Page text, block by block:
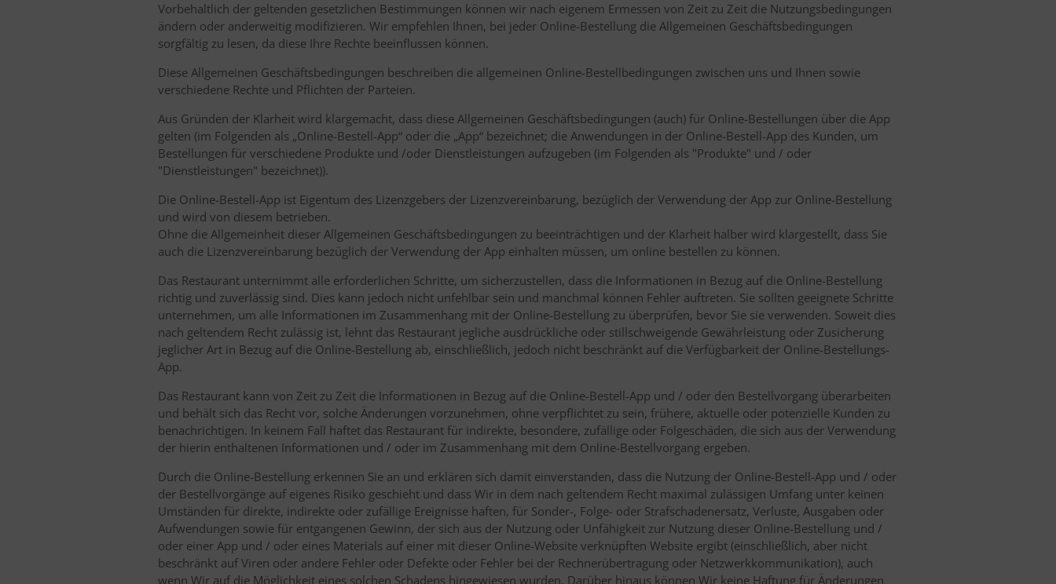
Vorbehaltlich der geltenden gesetzlichen Bestimmungen können wir nach eigenem Ermessen von Zeit zu Zeit die Nutzungsbedingungen
ändern oder anderweitig modifizieren. Wir empfehlen Ihnen, bei jeder Online-Bestellung die Allgemeinen Geschäftsbedingungen
sorgfältig zu lesen, da diese Ihre Rechte beeinflussen können.
Diese Allgemeinen Geschäftsbedingungen beschreiben die allgemeinen Online-Bestellbedingungen zwischen uns und Ihnen sowie
verschiedene Rechte und Pflichten der Parteien.
Aus Gründen der Klarheit wird klargemacht, dass diese Allgemeinen Geschäftsbedingungen (auch) für Online-Bestellungen über die App
gelten (im Folgenden als „Online-Bestell-App“ oder die „App“ bezeichnet; die Anwendungen in der Online-Bestell-App des Kunden, um
Bestellungen für verschiedene Produkte und /oder Dienstleistungen aufzugeben (im Folgenden als "Produkte" und / oder
"Dienstleistungen" bezeichnet)).
Die Online-Bestell-App ist Eigentum des Lizenzgebers der Lizenzvereinbarung, bezüglich der Verwendung der App zur Online-Bestellung
und wird von diesem betrieben.
Ohne die Allgemeinheit dieser Allgemeinen Geschäftsbedingungen zu beeinträchtigen und der Klarheit halber wird klargestellt, dass Sie
auch die Lizenzvereinbarung bezüglich der Verwendung der App einhalten müssen, um online bestellen zu können.
Das Restaurant unternimmt alle erforderlichen Schritte, um sicherzustellen, dass die Informationen in Bezug auf die Online-Bestellung
richtig und zuverlässig sind. Dies kann jedoch nicht unfehlbar sein und manchmal können Fehler auftreten. Sie sollten geeignete Schritte
unternehmen, um alle Informationen im Zusammenhang mit der Online-Bestellung zu überprüfen, bevor Sie sie verwenden. Soweit dies
nach geltendem Recht zulässig ist, lehnt das Restaurant jegliche ausdrückliche oder stillschweigende Gewährleistung oder Zusicherung
jeglicher Art in Bezug auf die Online-Bestellung ab, einschließlich, jedoch nicht beschränkt auf die Verfügbarkeit der Online-Bestellungs-
App.
Das Restaurant kann von Zeit zu Zeit die Informationen in Bezug auf die Online-Bestell-App und / oder den Bestellvorgang überarbeiten
und behält sich das Recht vor, solche Änderungen vorzunehmen, ohne verpflichtet zu sein, frühere, aktuelle oder potenzielle Kunden zu
benachrichtigen. In keinem Fall haftet das Restaurant für indirekte, besondere, zufällige oder Folgeschäden, die sich aus der Verwendung
der hierin enthaltenen Informationen und / oder im Zusammenhang mit dem Online-Bestellvorgang ergeben.
Durch die Online-Bestellung erkennen Sie an und erklären sich damit einverstanden, dass die Nutzung der Online-Bestell-App und / oder
der Bestellvorgänge auf eigenes Risiko geschieht und dass Wir in dem nach geltendem Recht maximal zulässigen Umfang unter keinen
Umständen für direkte, indirekte oder zufällige Ereignisse haften, für Sonder-, Folge- oder Strafschadenersatz, Verluste, Ausgaben oder
Aufwendungen sowie für entgangenen Gewinn, der sich aus der Nutzung oder Unfähigkeit zur Nutzung dieser Online-Bestellung und /
oder einer App und / oder eines Materials auf einer mit dieser Online-Website verknüpften Website ergibt (einschließlich, aber nicht
beschränkt auf Viren oder andere Fehler oder Defekte oder Fehler bei der Rechnerübertragung oder Netzwerkkommunikation), auch
wenn Wir auf die Möglichkeit eines solchen Schadens hingewiesen wurden. Darüber hinaus können Wir keine Haftung für Änderungen